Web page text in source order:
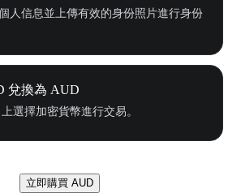
人信息並上傳有效的身份照片進行身份
兌換為 AUD
選擇加密貨幣進行交易。
立即購買 AUD